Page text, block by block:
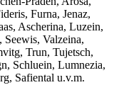
Furna, Jenaz,
Ascherina, Luzein,
Seewis, Valzeina,
Trun, Tujetsch,
Schluein, Lumnezia,
Safiental u.v.m.